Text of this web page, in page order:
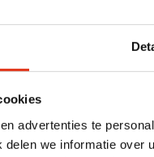
advertenties te
we informatie